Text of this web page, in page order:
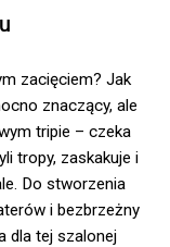
zacięciem? Jak
znaczący, ale
tripie – czeka
tropy, zaskakuje i
Do stworzenia
i bezbrzeżny
dla tej szalonej